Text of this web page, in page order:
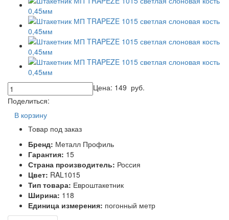
Цена: 149 руб.
Поделиться:
В корзину
Товар под заказ
Бренд: Металл Профиль
Гарантия: 15
Страна производитель: Россия
Цвет: RAL1015
Тип товара: Евроштакетник
Ширина: 118
Единица измерения: погонный метр